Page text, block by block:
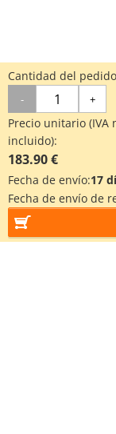
Cantidad del
- +
Precio unitario (IVA
incluido):
183.90 €
Fecha de envío:17
Fecha de envío de